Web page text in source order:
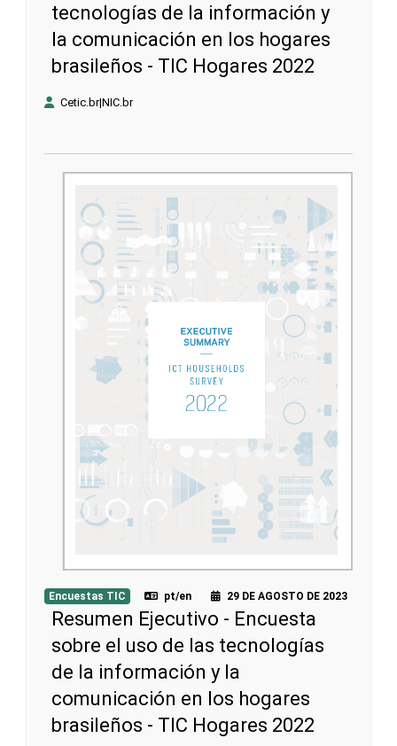
tecnologías de la información y
la comunicación en los hogares
brasileños - TIC Hogares 2022
Cetic.br|NIC.br
Encuestas TIC pt/en 29 DE AGOSTO DE 2023
Resumen Ejecutivo - Encuesta
sobre el uso de las tecnologías
de la información y la
comunicación en los hogares
brasileños - TIC Hogares 2022